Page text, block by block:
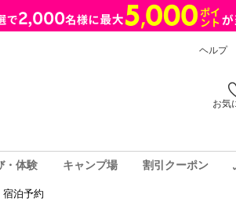
ヘルプ
お気
・体験 キャンプ場 割引クーポン
宿泊予約